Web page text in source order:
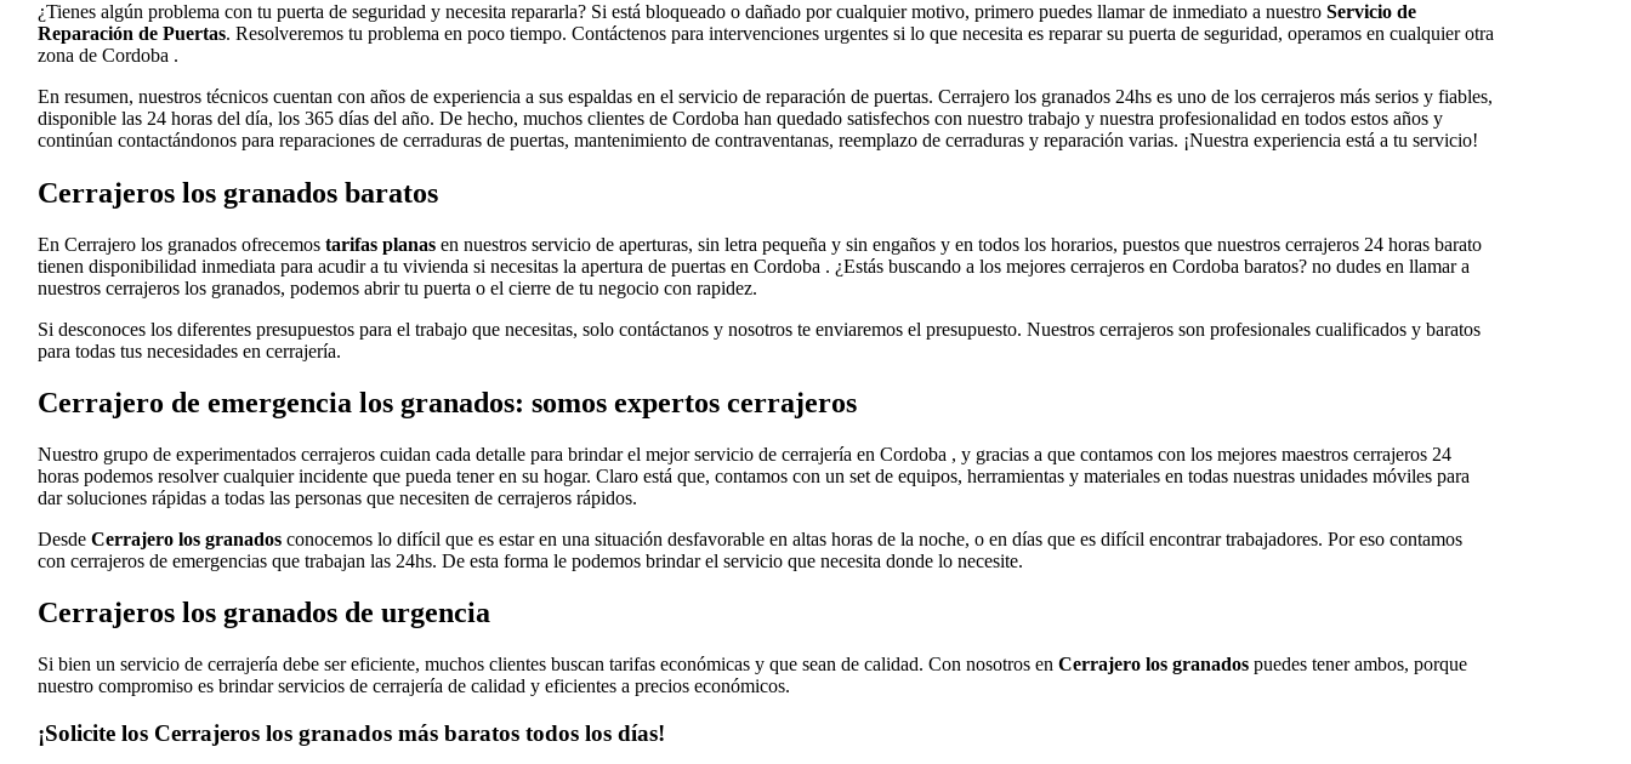
¿Tienes algún problema con tu puerta de seguridad y necesita repararla? Si está bloqueado o dañado por cualquier motivo, primero puedes llamar de inmediato a nuestroServicio de
Reparación de Puertas. Resolveremos tu problema en poco tiempo. Contáctenos para intervenciones urgentes si lo que necesita es reparar su puerta de seguridad, operamos en cualquier otra
zona de Cordoba .
En resumen, nuestros técnicos cuentan con años de experiencia a sus espaldas en el servicio de reparación de puertas. Cerrajero los granados 24hs es uno de los cerrajeros más serios y fiables,
disponible las 24 horas del día, los 365 días del año. De hecho, muchos clientes de Cordoba han quedado satisfechos con nuestro trabajo y nuestra profesionalidad en todos estos años y
continúan contactándonos para reparaciones de cerraduras de puertas, mantenimiento de contraventanas, reemplazo de cerraduras y reparación varias. ¡Nuestra experiencia está a tu servicio!
Cerrajeros los granados baratos
En Cerrajero los granados ofrecemos tarifas planas en nuestros servicio de aperturas, sin letra pequeña y sin engaños y en todos los horarios, puestos que nuestros cerrajeros 24 horas barato
tienen disponibilidad inmediata para acudir a tu vivienda si necesitas la apertura de puertas en Cordoba . ¿Estás buscando a los mejores cerrajeros en Cordoba baratos? no dudes en llamar a
nuestros cerrajeros los granados, podemos abrir tu puerta o el cierre de tu negocio con rapidez.
Si desconoces los diferentes presupuestos para el trabajo que necesitas, solo contáctanos y nosotros te enviaremos el presupuesto. Nuestros cerrajeros son profesionales cualificados y baratos
para todas tus necesidades en cerrajería.
Cerrajero de emergencia los granados: somos expertos cerrajeros
Nuestro grupo de experimentados cerrajeros cuidan cada detalle para brindar el mejor servicio de cerrajería en Cordoba , y gracias a que contamos con los mejores maestros cerrajeros 24
horas podemos resolver cualquier incidente que pueda tener en su hogar. Claro está que, contamos con un set de equipos, herramientas y materiales en todas nuestras unidades móviles para
dar soluciones rápidas a todas las personas que necesiten de cerrajeros rápidos.
DesdeCerrajero los granadosconocemos lo difícil que es estar en una situación desfavorable en altas horas de la noche, o en días que es difícil encontrar trabajadores. Por eso contamos
con cerrajeros de emergencias que trabajan las 24hs. De esta forma le podemos brindar el servicio que necesita donde lo necesite.
Cerrajeros los granados de urgencia
Si bien un servicio de cerrajería debe ser eficiente, muchos clientes buscan tarifas económicas y que sean de calidad. Con nosotros enCerrajero los granadospuedes tener ambos, porque
nuestro compromiso es brindar servicios de cerrajería de calidad y eficientes a precios económicos.
¡Solicite los Cerrajeros los granados más baratos todos los días!